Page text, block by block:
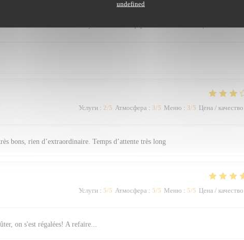
undefined
Услуги : 2/5 Атмосфера : 3/5 Меню : 3/5 Цена / качество
bons, rien d’extraordinaire. Temps d’attente très long
Услуги : 5/5 Атмосфера : 5/5 Меню : 5/5 Цена / качество
on s'est régalées! A refaire...